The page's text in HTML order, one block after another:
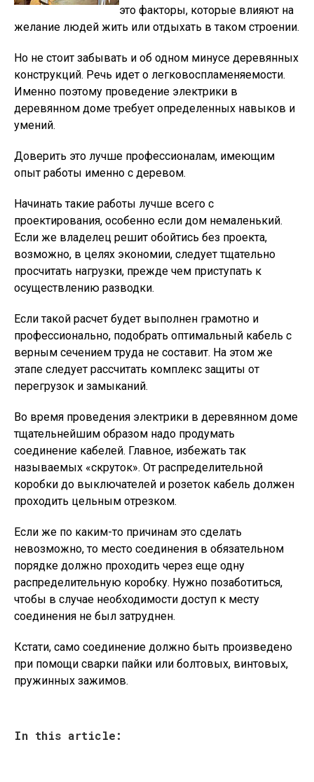
это факторы, которые влияют на
желание людей жить или отдыхать в таком строении.
Но не стоит забывать и об одном минусе деревянных
конструкций. Речь идет о легковоспламеняемости.
Именно поэтому проведение электрики в
деревянном доме требует определенных навыков и
умений.
Доверить это лучше профессионалам, имеющим
опыт работы именно с деревом.
Начинать такие работы лучше всего с
проектирования, особенно если дом немаленький.
Если же владелец решит обойтись без проекта,
возможно, в целях экономии, следует тщательно
просчитать нагрузки, прежде чем приступать к
осуществлению разводки.
Если такой расчет будет выполнен грамотно и
профессионально, подобрать оптимальный кабель с
верным сечением труда не составит. На этом же
этапе следует рассчитать комплекс защиты от
перегрузок и замыканий.
Во время проведения электрики в деревянном доме
тщательнейшим образом надо продумать
соединение кабелей. Главное, избежать так
называемых «скруток». От распределительной
коробки до выключателей и розеток кабель должен
проходить цельным отрезком.
Если же по каким-то причинам это сделать
невозможно, то место соединения в обязательном
порядке должно проходить через еще одну
распределительную коробку. Нужно позаботиться,
чтобы в случае необходимости доступ к месту
соединения не был затруднен.
Кстати, само соединение должно быть произведено
при помощи сварки пайки или болтовых, винтовых,
пружинных зажимов.
In this article: